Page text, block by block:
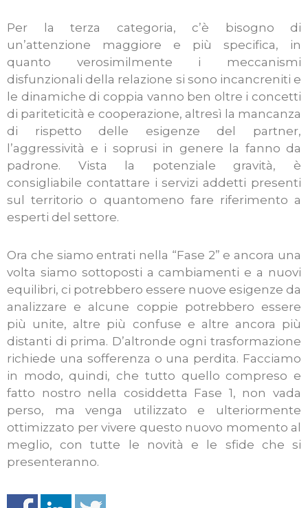
Per la terza categoria, c’è bisogno di
un’attenzione maggiore e più specifica, in
quanto verosimilmente i meccanismi
disfunzionali della relazione si sono incancreniti e
le dinamiche di coppia vanno ben oltre i concetti
di pariteticità e cooperazione, altresì la mancanza
di rispetto delle esigenze del partner,
l’aggressività e i soprusi in genere la fanno da
padrone. Vista la potenziale gravità, è
consigliabile contattare i servizi addetti presenti
sul territorio o quantomeno fare riferimento a
esperti del settore.
Ora che siamo entrati nella “Fase 2” e ancora una
volta siamo sottoposti a cambiamenti e a nuovi
equilibri, ci potrebbero essere nuove esigenze da
analizzare e alcune coppie potrebbero essere
più unite, altre più confuse e altre ancora più
distanti di prima. D’altronde ogni trasformazione
richiede una sofferenza o una perdita. Facciamo
in modo, quindi, che tutto quello compreso e
fatto nostro nella cosiddetta Fase 1, non vada
perso, ma venga utilizzato e ulteriormente
ottimizzato per vivere questo nuovo momento al
meglio, con tutte le novità e le sfide che si
presenteranno.